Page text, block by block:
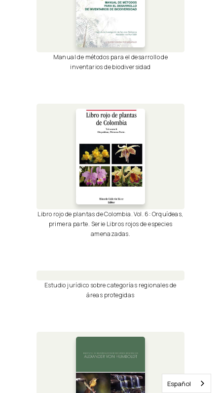
Manual de métodos para el desarrollo de
inventarios de biodiversidad
Libro rojo de plantas de Colombia. Vol. 6: Orquídeas,
primera parte. Serie Libros rojos de especies
amenazadas.
Estudio jurídico sobre categorías regionales de
áreas protegidas
Español